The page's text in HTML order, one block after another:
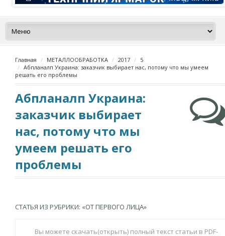
Главная МЕТАЛЛООБРАБОТКА 2017
5
Абпланалп Украина: заказчик выбирает нас, потому что мы умеем
решать его проблемы
Абпланалп Украина:
заказчик выбирает
нас, потому что мы
умеем решать его
проблемы
СТАТЬЯ ИЗ РУБРИКИ: «ОТ ПЕРВОГО ЛИЦА»
Вы можете скачать(открыть) полный текст статьи в PDF-